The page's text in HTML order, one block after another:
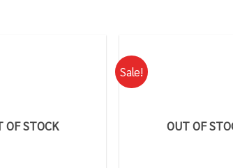
OF STOCK
Sale!
OUT OF